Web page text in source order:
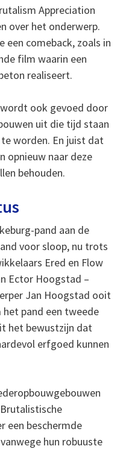
Appreciation
over het onderwerp.
comeback, zoals in
film waarin een
realiseert.
ook gevoed door
uit die tijd staan
worden. En juist dat
opnieuw naar deze
behouden.
pand aan de
voor sloop, nu trots
Ered en Flow
Ector Hoogstad –
Jan Hoogstad ooit
pand een tweede
het bewustzijn dat
erfgoed kunnen
een beschermde
hun robuuste